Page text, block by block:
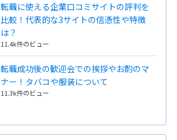
転職に使える企業口コミサイトの評判を
比較！代表的な3サイトの信憑性や特徴
は？
11.4k件のビュー
転職成功後の歓迎会での挨拶やお酌のマ
ナー！タバコや服装について
11.3k件のビュー